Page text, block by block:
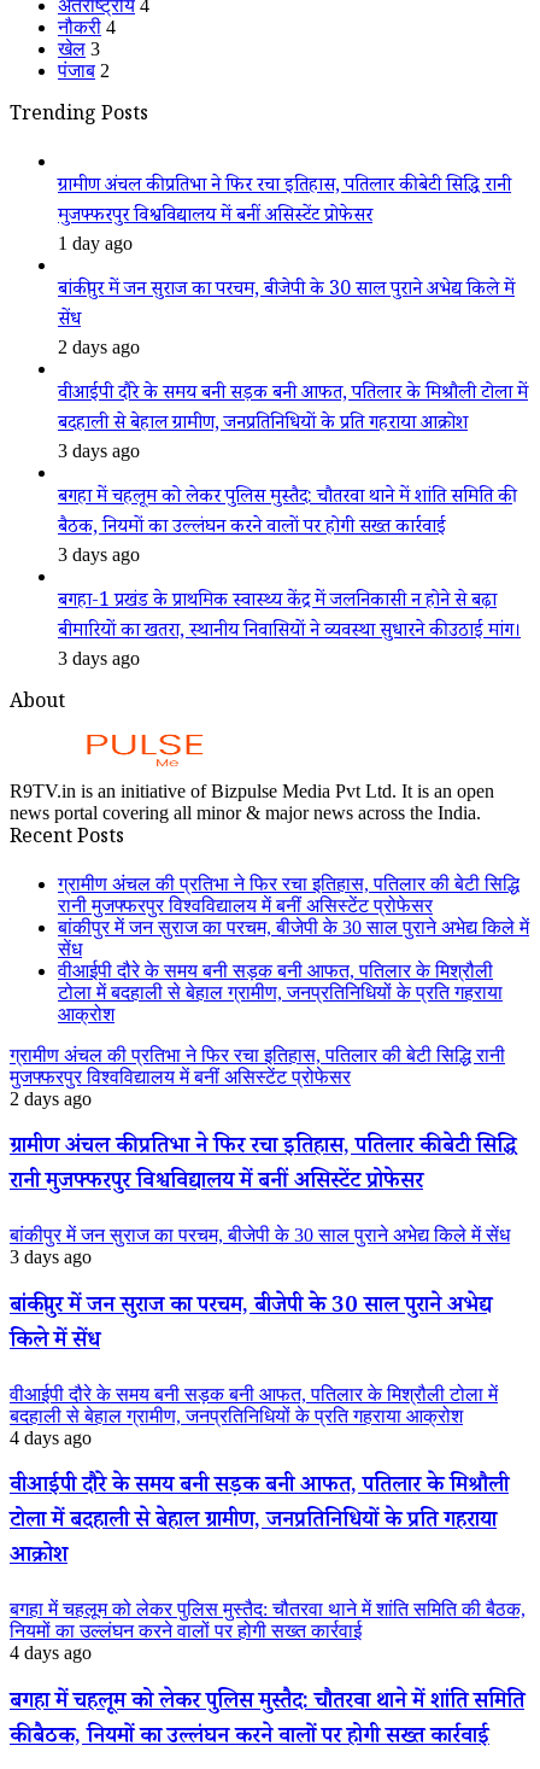
अंतर्राष्ट्रीय 4
नौकरी 4
खेल 3
पंजाब 2
Trending Posts
ग्रामीण अंचल की प्रतिभा ने फिर रचा इतिहास, पतिलार की बेटी सिद्धि रानी
मुजफ्फरपुर विश्वविद्यालय में बनीं असिस्टेंट प्रोफेसर
1 day ago
बांकीपुर में जन सुराज का परचम, बीजेपी के 30 साल पुराने अभेद्य किले में
सेंध
2 days ago
वीआईपी दौरे के समय बनी सड़क बनी आफत, पतिलार के मिश्रौली टोला में
बदहाली से बेहाल ग्रामीण, जनप्रतिनिधियों के प्रति गहराया आक्रोश
3 days ago
बगहा में चहलूम को लेकर पुलिस मुस्तैद: चौतरवा थाने में शांति समिति की
बैठक, नियमों का उल्लंघन करने वालों पर होगी सख्त कार्रवाई
3 days ago
बगहा-1 प्रखंड के प्राथमिक स्वास्थ्य केंद्र में जलनिकासी न होने से बढ़ा
बीमारियों का खतरा, स्थानीय निवासियों ने व्यवस्था सुधारने की उठाई मांग।
3 days ago
About
R9TV.in is an initiative of Bizpulse Media Pvt Ltd. It is an open
news portal covering all minor & major news across the India.
Recent Posts
ग्रामीण अंचल की प्रतिभा ने फिर रचा इतिहास, पतिलार की बेटी सिद्धि
रानी मुजफ्फरपुर विश्वविद्यालय में बनीं असिस्टेंट प्रोफेसर
बांकीपुर में जन सुराज का परचम, बीजेपी के 30 साल पुराने अभेद्य किले में
सेंध
वीआईपी दौरे के समय बनी सड़क बनी आफत, पतिलार के मिश्रौली
टोला में बदहाली से बेहाल ग्रामीण, जनप्रतिनिधियों के प्रति गहराया
आक्रोश
ग्रामीण अंचल की प्रतिभा ने फिर रचा इतिहास, पतिलार की बेटी सिद्धि रानी
मुजफ्फरपुर विश्वविद्यालय में बनीं असिस्टेंट प्रोफेसर
2 days ago
ग्रामीण अंचल की प्रतिभा ने फिर रचा इतिहास, पतिलार की बेटी सिद्धि
रानी मुजफ्फरपुर विश्वविद्यालय में बनीं असिस्टेंट प्रोफेसर
बांकीपुर में जन सुराज का परचम, बीजेपी के 30 साल पुराने अभेद्य किले में सेंध
3 days ago
बांकीपुर में जन सुराज का परचम, बीजेपी के 30 साल पुराने अभेद्य
किले में सेंध
वीआईपी दौरे के समय बनी सड़क बनी आफत, पतिलार के मिश्रौली टोला में
बदहाली से बेहाल ग्रामीण, जनप्रतिनिधियों के प्रति गहराया आक्रोश
4 days ago
वीआईपी दौरे के समय बनी सड़क बनी आफत, पतिलार के मिश्रौली
टोला में बदहाली से बेहाल ग्रामीण, जनप्रतिनिधियों के प्रति गहराया
आक्रोश
बगहा में चहलूम को लेकर पुलिस मुस्तैद: चौतरवा थाने में शांति समिति की बैठक,
नियमों का उल्लंघन करने वालों पर होगी सख्त कार्रवाई
4 days ago
बगहा में चहलूम को लेकर पुलिस मुस्तैद: चौतरवा थाने में शांति समिति
की बैठक, नियमों का उल्लंघन करने वालों पर होगी सख्त कार्रवाई